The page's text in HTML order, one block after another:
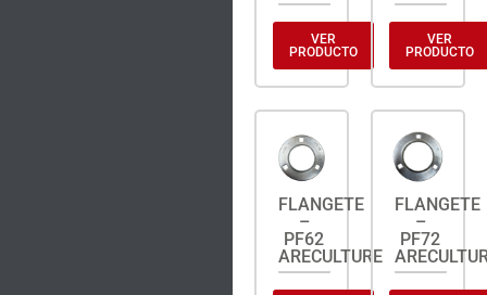
VER
PRODUCTO
VER
PRODUCTO
FLANGETE
–
PF62
ARECULTURE
FLANGETE
–
PF72